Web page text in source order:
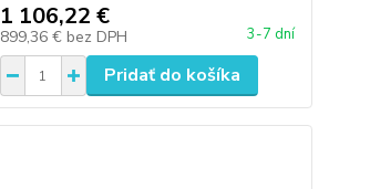
1 106,22 €
899,36 € bez DPH 3-7 dní
Pridať do košíka